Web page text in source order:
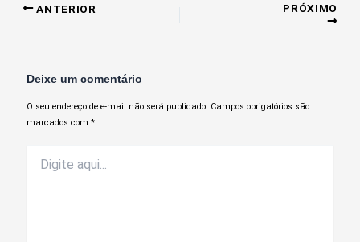
ANTERIOR PRÓXIMO
Deixe um comentário
O seu endereço de e-mail não será publicado. Campos obrigatórios são
marcados com*
aqui...